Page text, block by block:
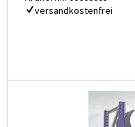
versandkostenfrei